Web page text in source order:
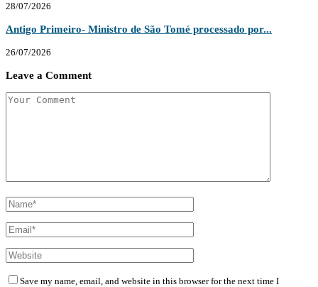
28/07/2026
Antigo Primeiro- Ministro de São Tomé processado por...
26/07/2026
Leave a Comment
Save my name, email, and website in this browser for the next time I